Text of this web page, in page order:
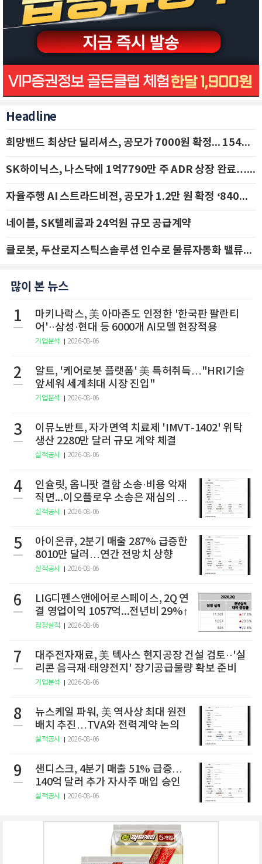
Headline
희망밴드 최상단 딜리셔스, 공모가 7000원 확정... 154억 규모 IPO 돌입
SK하이닉스, 나스닥에 1억7790만 주 ADR 상장 완료…29일 국내 추가 상장
자율주행 AI 스트라드비젼, 공모가 1.2만 원 확정 ‘840억 수혈’
네이블, SK텔레콤과 24억원 규모 공급계약
클로봇, 두산로지스틱스솔루션 인수로 물류자동화 밸류체인 확장 추진 - IBK투자증권
많이 본 뉴스
1
마키나락스, 美 아마존도 인정한 '한국판 팔란티
어'··삼성·현대 등 6000개 AI모델 현장적용
기업분석 2026-08-06
2
알트, '케어로봇 플랫폼' 美 특허취득…"HRI기술
앞세워 세계최대 시장 진입"
기업분석 2026-08-06
3
이뮤노반트, 자가면역 치료제 'IMVT-1402' 위탁
생산 2280만 달러 규모 계약 체결
실적공시 2026-08-06
4
인슐릿, 옴니팟 결함 소송·비용 악재
직면...이오플로우 소송은 재심의 청
구
실적공시 2026-08-06
5
아이온큐, 2분기 매출 287% 급증한
8010만 달러…연간 전망치 상향
실적공시 2026-08-06
6
LIG디펜스앤에어로스페이스, 2Q 연
결 영업이익 1057억...전년비 29%↑
잠정실적 2026-08-06
7
대주전자재료, 美 텍사스 현지공장 건설 검토··'실
리콘 음극재·태양전지' 장기공급물량 확보 준비
기업분석 2026-08-06
8
뉴스케일 파워, 美 역사상 최대 원전
배치 추진…TVA와 전력계약 논의
실적공시 2026-08-06
9
샌디스크, 4분기 매출 51% 급증…
140억 달러 추가 자사주 매입 승인
실적공시 2026-08-06